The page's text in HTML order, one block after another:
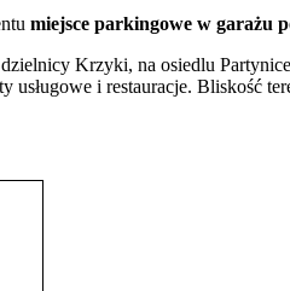
miejsce parkingowe w garażu
Krzyki, na osiedlu
i restauracje. Bliskość
Zaledwie 5 minut spacerem
atrakcji, takich jak Rynek